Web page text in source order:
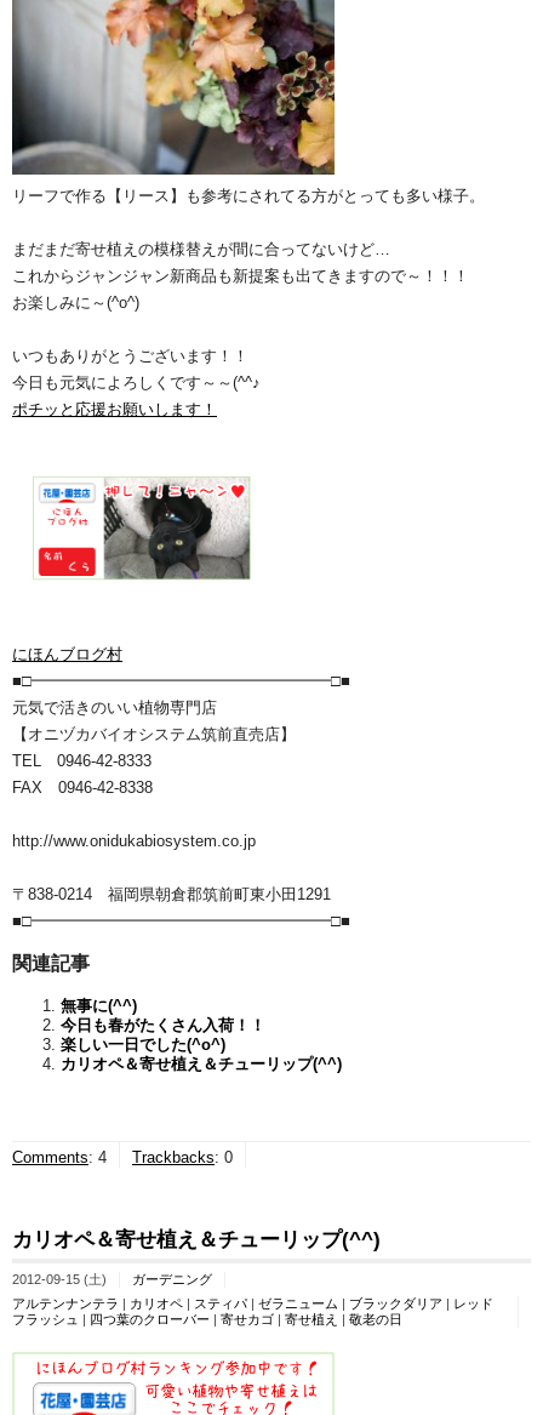
リーフで作る【リース】も参考にされてる方がとっても多い様子。
まだまだ寄せ植えの模様替えが間に合ってないけど…
これからジャンジャン新商品も新提案も出てきますので～！！！
お楽しみに～(^o^)
いつもありがとうございます！！
今日も元気によろしくです～～(^^♪
ポチッと応援お願いします！
にほんブログ村
■□━━━━━━━━━━━━━━━━━━━□■
元気で活きのいい植物専門店
【オニヅカバイオシステム筑前直売店】
TEL 0946-42-8333
FAX 0946-42-8338
http://www.onidukabiosystem.co.jp
〒838-0214 福岡県朝倉郡筑前町東小田1291
■□━━━━━━━━━━━━━━━━━━━□■
関連記事
無事に(^^)
今日も春がたくさん入荷！！
楽しい一日でした(^o^)ゞ
カリオペ＆寄せ植え＆チューリップ(^^)
Comments: 4 Trackbacks: 0
カリオペ＆寄せ植え＆チューリップ(^^)
2012-09-15 (土)
ガーデニング
アルテンナンテラ | カリオペ | スティパ | ゼラニューム | ブラックダリア | レッド
フラッシュ | 四つ葉のクローバー | 寄せカゴ | 寄せ植え | 敬老の日